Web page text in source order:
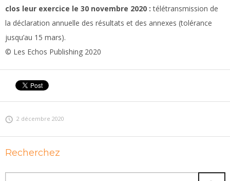
clos leur exercice le 30 novembre 2020 :télétransmission de
la déclaration annuelle des résultats et des annexes (tolérance
jusqu’au 15 mars).
© Les Echos Publishing 2020
2 décembre 2020
Recherchez